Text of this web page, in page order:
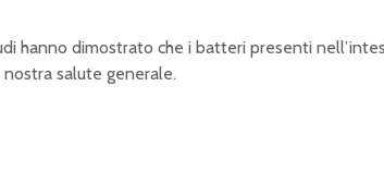
hanno dimostrato che i batteri presenti
salute generale.